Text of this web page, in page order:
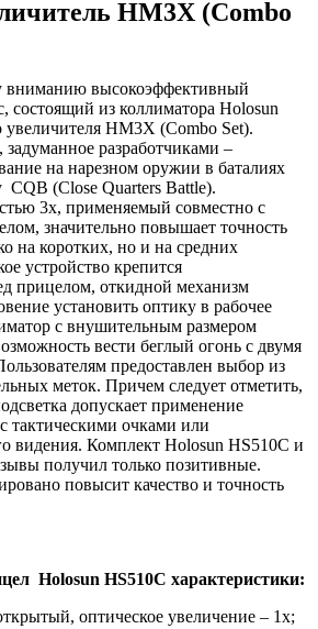
HM3X (Combo
вниманию высокоэффективный
состоящий из коллиматора Holosun
увеличителя HM3X (Combo Set).
разработчиками –
на нарезном оружии в баталиях
(Close Quarters Battle).
3х, применяемый совместно с
значительно повышает точность
на коротких, но и на средних
устройство крепится
прицелом, откидной механизм
установить оптику в рабочее
с внушительным размером
вести беглый огонь с двумя
предоставлен выбор из
меток. Причем следует отметить,
допускает применение
тактическими очками или
видения. Комплект Holosun HS510C и
получил только позитивные.
повысит качество и точность
Holosun HS510C характеристики:
оптическое увеличение – 1х;